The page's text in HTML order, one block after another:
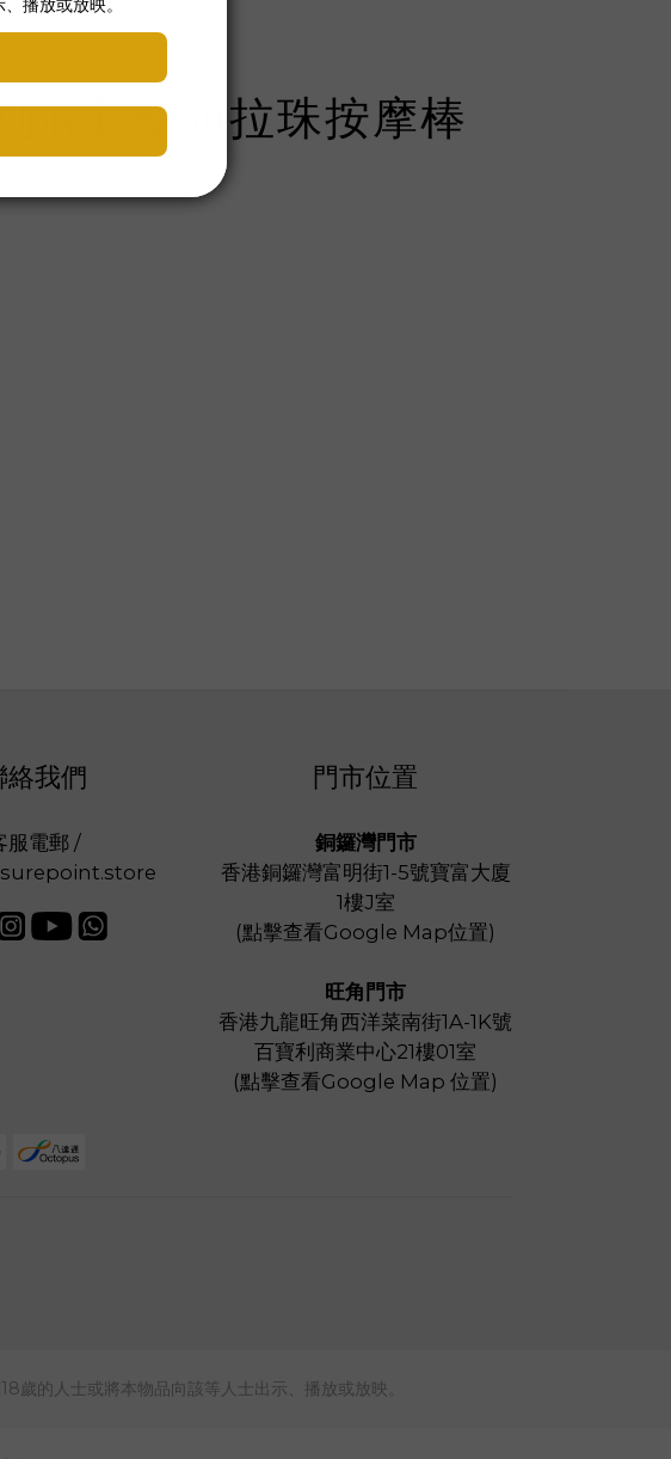
】雙頭拉珠按摩棒
絡我們
服電郵 /
門市位置
銅鑼灣門市
香港銅鑼灣富明街1-5號寶富大廈
1樓J室
(點擊查看Google Map位置)
旺角門市
香港九龍旺角西洋菜南街1A-1K號
百寶利商業中心21樓01室
(點擊查看Google Map 位置)
歲的人士或將本物品向該等人士出示、播放或放映。